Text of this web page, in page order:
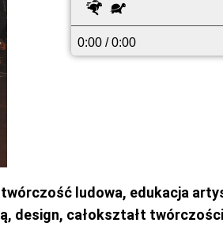
Szybciej
Wolniej
0:00 / 0:00
ludowa, edukacja
design, całokształt